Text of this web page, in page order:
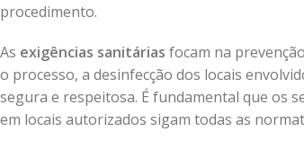
procedimento.
As exigências sanitárias focam na
o processo, a desinfecção dos locais
segura e respeitosa. É fundamental que os
em locais autorizados sigam todas as